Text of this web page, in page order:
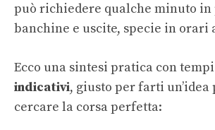
può richiedere qualche minuto
banchine e uscite, specie in orari
Ecco una sintesi pratica con
indicativi, giusto per farti
cercare la corsa perfetta: